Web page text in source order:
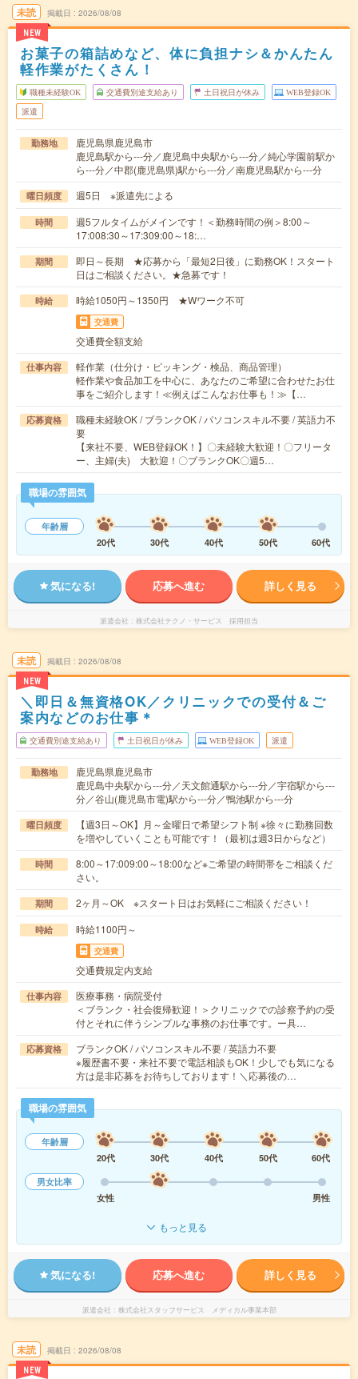
未読
NEW
掲載日 2026/08/08
お菓子の箱詰めなど、体に負担ナシ＆かんたん
軽作業がたくさん！
職種未経験OK 交通費別途支給あり 土日祝日が休み WEB登録OK
派遣
勤務地
鹿児島県鹿児島市
鹿児島駅から---分／鹿児島中央駅から---分／純心学園前駅か
ら---分／中郡(鹿児島県)駅から---分／南鹿児島駅から---分
曜日頻度 週5日 ※派遣先による
時間
週5フルタイムがメインです！＜勤務時間の例＞8:00～
17:008:30～17:309:00～18:…
期間
即日～長期 ★応募から「最短2日後」に勤務OK！スタート
日はご相談ください。★急募です！
時給 時給1050円～1350円 ★Wワーク不可
交通費
交通費全額支給
仕事内容
軽作業（仕分け・ピッキング・検品、商品管理）
軽作業や食品加工を中心に、あなたのご希望に合わせたお仕
事をご紹介します！≪例えばこんなお仕事も！≫【…
応募資格
職種未経験OK / ブランクOK / パソコンスキル不要 / 英語力不
要
【来社不要、WEB登録OK！】〇未経験大歓迎！〇フリータ
ー、主婦(夫) 大歓迎！〇ブランクOK〇週5…
職場の雰囲気
年齢層
20代
30代 40代 50代 60代
気になる! 応募へ進む 詳しく見る
派遣会社 株式会社テクノ・サービス 採用担当
未読
NEW
掲載日 2026/08/08
＼即日＆無資格OK／クリニックでの受付＆ご
案内などのお仕事＊
交通費別途支給あり 土日祝日が休み WEB登録OK 派遣
勤務地
鹿児島県鹿児島市
鹿児島中央駅から---分／天文館通駅から---分／宇宿駅から---
分／谷山(鹿児島市電)駅から---分／鴨池駅から---分
曜日頻度
【週3日～OK】月～金曜日で希望シフト制 ※徐々に勤務回数
を増やしていくことも可能です！（最初は週3日からなど）
時間
8:00～17:009:00～18:00など※ご希望の時間帯をご相談くだ
さい。
期間 2ヶ月～OK ※スタート日はお気軽にご相談ください！
時給 時給1100円～
交通費
交通費規定内支給
仕事内容
医療事務・病院受付
＜ブランク・社会復帰歓迎！＞クリニックでの診察予約の受
付とそれに伴うシンプルな事務のお仕事です。ー具…
応募資格
ブランクOK / パソコンスキル不要 / 英語力不要
※履歴書不要・来社不要で電話相談もOK！少しでも気になる
方は是非応募をお待ちしております！＼応募後の…
職場の雰囲気
年齢層
20代
30代 40代 50代
60代
男女比率
女性
男性
もっと見る
気になる! 応募へ進む 詳しく見る
派遣会社 株式会社スタッフサービス メディカル事業本部
未読
NEW
掲載日 2026/08/08